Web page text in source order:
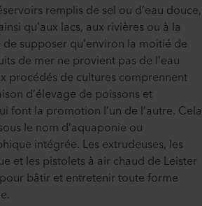
remplis de sel ou d’eau douce,
qu’aux lacs, aux rivières ou à la
supposer qu’environ la moitié de
de mer ne provient pas de l’eau
procédés de cultures comprennent
d’élevage de poissons et
font la promotion l’un de l’autre. Cela
le nom d’aquaponie ou
intégrée. Les extrudeuses, les
et les pistolets à air chaud de Leister
bâtir et entretenir toute forme